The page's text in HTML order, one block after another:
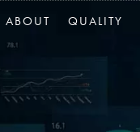
ABOUT QUALITY